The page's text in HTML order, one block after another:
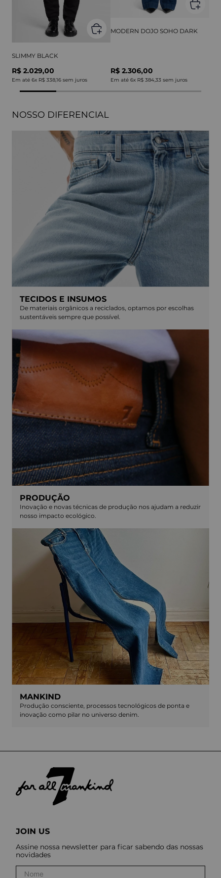
SLIMMY BLACK
R$ 2.029,00
Em até 6x R$ 338,16 sem juros
MODERN DOJO SOHO DARK
R$ 2.306,00
Em até 6x R$ 384,33 sem juros
NOSSO DIFERENCIAL
TECIDOS E INSUMOS
De materiais orgânicos a reciclados, optamos por escolhas
sustentáveis sempre que possível.
PRODUÇÃO
Inovação e novas técnicas de produção nos ajudam a reduzir
nosso impacto ecológico.
MANKIND
Produção consciente, processos tecnológicos de ponta e
inovação como pilar no universo denim.
JOIN US
Assine nossa newsletter para ficar sabendo das nossas
novidades